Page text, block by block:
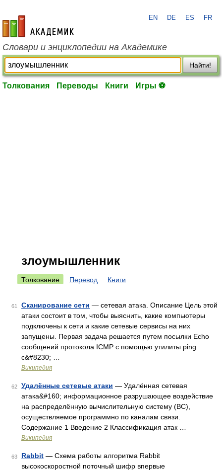
academic.ru
EN DE ES FR
Словари и энциклопедии на Академике
Найти!
Толкования Переводы Книги Игры ⚽
злоумышленник
Толкование Перевод Книги
61 Сканирование сети — сетевая атака. Описание Цель этой
атаки состоит в том, чтобы выяснить, какие компьютеры
подключены к сети и какие сетевые сервисы на них
запущены. Первая задача решается путем посылки Echo
сообщений протокола ICMP с помощью утилиты ping
c&#8230; …
Википедия
62 Удалённые сетевые атаки — Удалённая сетевая
атака&#160; информационное разрушающее воздействие
на распределённую вычислительную систему (ВС),
осуществляемое программно по каналам связи.
Содержание 1 Введение 2 Классификация атак …
Википедия
63 Rabbit — Схема работы алгоритма Rabbit
высокоскоростной поточный шифр впервые